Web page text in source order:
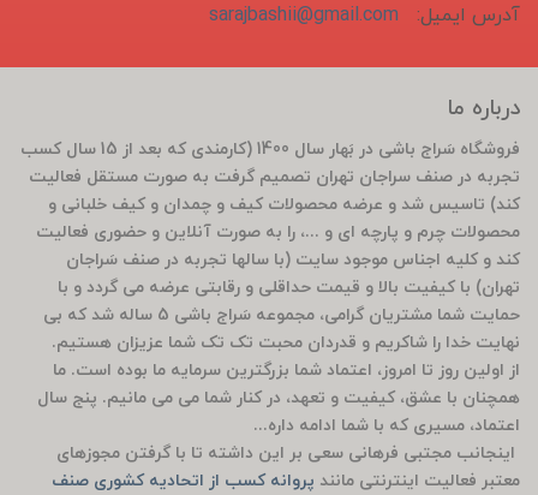
آدرس ایمیل:
sarajbashii@gmail.com
درباره ما
فروشگاه سَراج باشی در بَهار سال 1400 (کارمندی که بعد از 15 سال کسب
تجربه در صنف سراجان تهران تصمیم گرفت به صورت مستقل فعالیت
کند) تاسیس شد و عرضه محصولات کیف و چمدان و کیف خلبانی و
محصولات چرم و پارچه ای و ...، را به صورت آنلاین و حضوری فعالیت
کند و کلیه اجناس موجود سایت (با سالها تجربه در صنف سَراجان
تهران) با کیفیت بالا و قیمت حداقلی و رقابتی عرضه می گردد و با
حمایت شما مشتریان گرامی، مجموعه سَراج باشی 5 ساله شد که بی
نهایت خدا را شاکریم و قدردان محبت تک تک شما عزیزان هستیم.
از اولین روز تا امروز، اعتماد شما بزرگترین سرمایه ما بوده است. ما
همچنان با عشق، کیفیت و تعهد، در کنار شما می می مانیم. پنج سال
اعتماد، مسیری که با شما ادامه داره...
اینجانب مجتبی فرهانی سعی بر این داشته تا با گرفتن مجوزهای
معتبر فعالیت اینترنتی مانند پروانه کسب از اتحادیه کشوری صنف